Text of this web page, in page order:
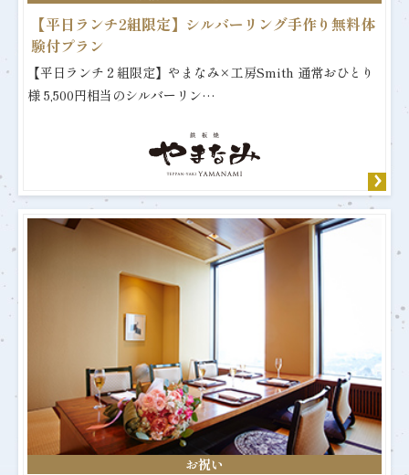
【平日ランチ2組限定】シルバーリング手作り無料体
験付プラン
【平日ランチ２組限定】やまなみ×工房Smith 通常おひとり
様 5,500円相当のシルバーリン…
お祝い